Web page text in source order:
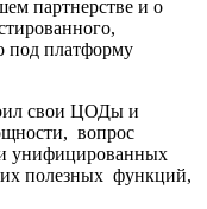
партнерстве и о
под платформу
свои ЦОДы и
вопрос
унифицированных
полезных функций,